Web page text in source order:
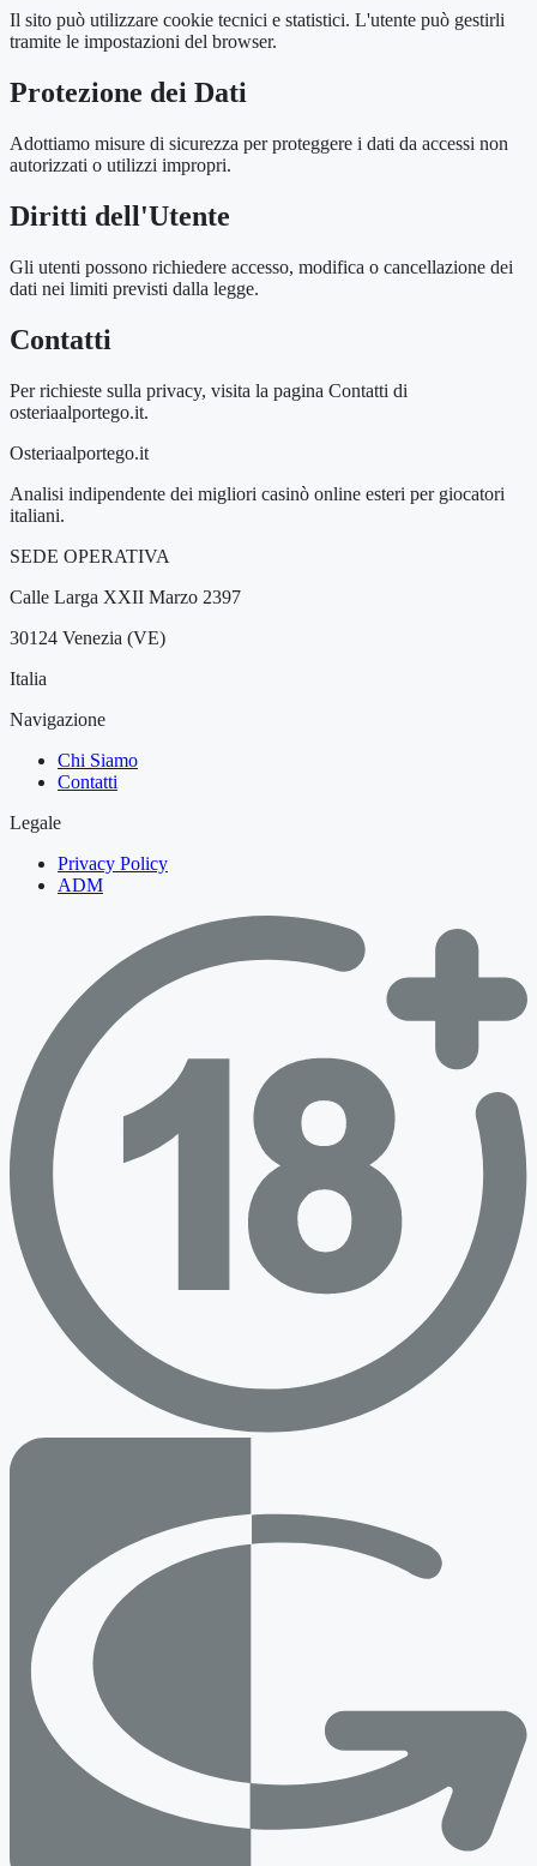
Il sito può utilizzare cookie tecnici e statistici. L'utente può gestirli
tramite le impostazioni del browser.
Protezione dei Dati
Adottiamo misure di sicurezza per proteggere i dati da accessi non
autorizzati o utilizzi impropri.
Diritti dell'Utente
Gli utenti possono richiedere accesso, modifica o cancellazione dei
dati nei limiti previsti dalla legge.
Contatti
Per richieste sulla privacy, visita la pagina Contatti di
osteriaalportego.it.
Osteriaalportego.it
Analisi indipendente dei migliori casinò online esteri per giocatori
italiani.
SEDE OPERATIVA
Calle Larga XXII Marzo 2397
30124 Venezia (VE)
Italia
Navigazione
Chi Siamo
Contatti
Legale
Privacy Policy
ADM